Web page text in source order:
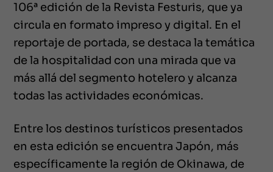
106ª edición de la Revista Festuris, que ya
circula en formato impreso y digital. En el
reportaje de portada, se destaca la temática
de la hospitalidad con una mirada que va
más allá del segmento hotelero y alcanza
todas las actividades económicas.
Entre los destinos turísticos presentados
en esta edición se encuentra Japón, más
específicamente la región de Okinawa, de